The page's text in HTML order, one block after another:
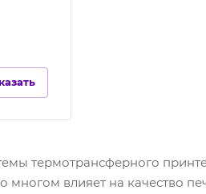
термотрансферного
многом влияет на качество